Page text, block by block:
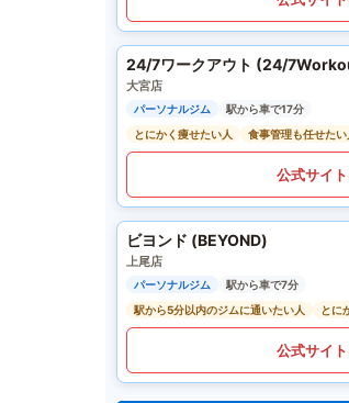
24/7ワークアウト (24/
大宮店
パーソナルジム
駅から車で17分
とにかく痩せたい人
食事管理も任せたい
公式サイ
ビヨンド (BEYOND)
上尾店
パーソナルジム
駅から車で7分
駅から5分以内のジムに通いたい人
とに
公式サイ